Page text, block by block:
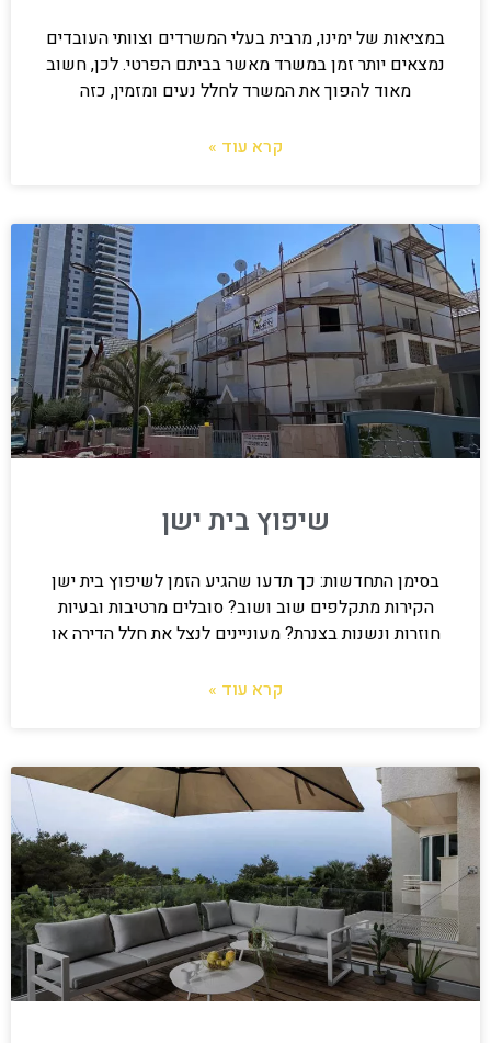
במציאות של ימינו, מרבית בעלי המשרדים וצוותי העובדים
נמצאים יותר זמן במשרד מאשר בביתם הפרטי. לכן, חשוב
מאוד להפוך את המשרד לחלל נעים ומזמין, כזה
קרא עוד »
שיפוץ בית ישן
בסימן התחדשות: כך תדעו שהגיע הזמן לשיפוץ בית ישן
הקירות מתקלפים שוב ושוב? סובלים מרטיבות ובעיות
חוזרות ונשנות בצנרת? מעוניינים לנצל את חלל הדירה או
קרא עוד »